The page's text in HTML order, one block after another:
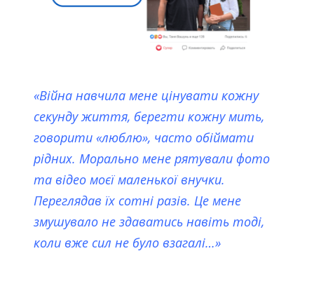
«Війна навчила мене цінувати кожну
секунду життя, берегти кожну мить,
говорити «люблю», часто обіймати
рідних. Морально мене рятували фото
та відео моєї маленької внучки.
Переглядав їх сотні разів. Це мене
змушувало не здаватись навіть тоді,
коли вже сил не було взагалі…»